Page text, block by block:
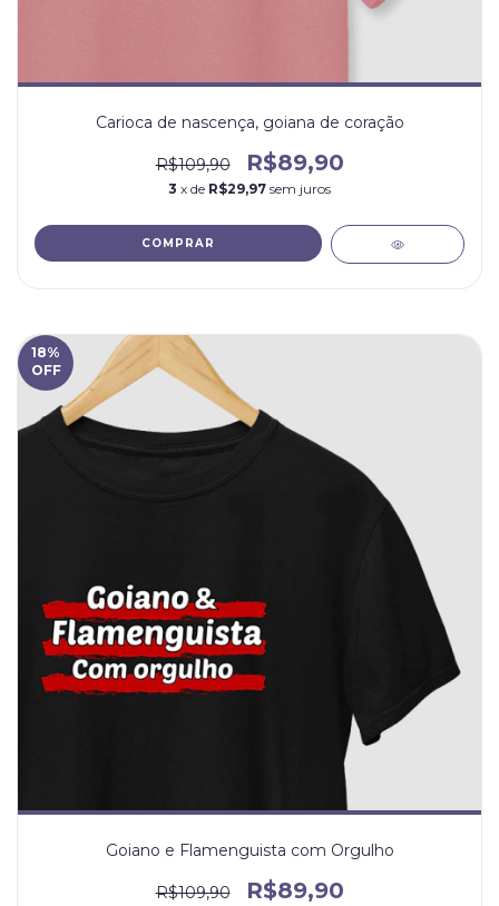
Carioca de nascença, goiana de coração
R$109,90 R$89,90
3 x de R$29,97 sem juros
COMPRAR
18%
OFF
Goiano e Flamenguista com Orgulho
R$109,90 R$89,90